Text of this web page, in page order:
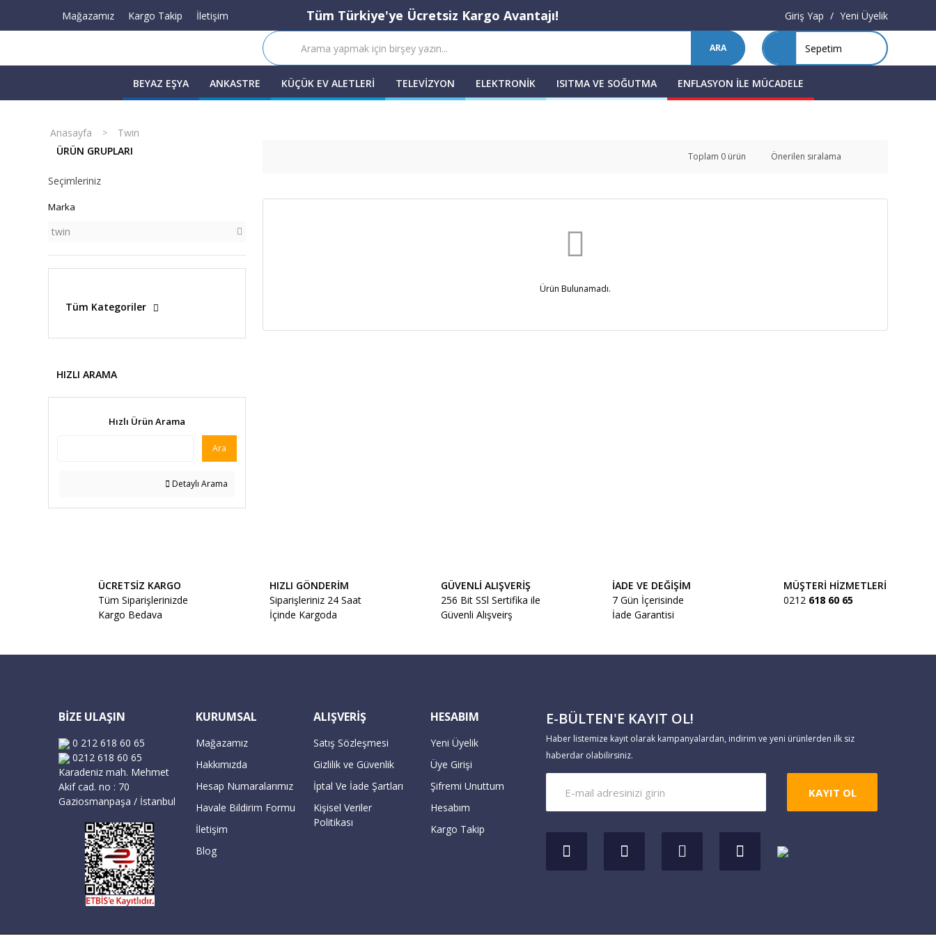
Mağazamız Kargo Takip İletişim Tüm Türkiye'ye Ücretsiz Kargo Avantajı! Giriş Yap / Yeni Üyelik
ARA Sepetim
BEYAZ EŞYA ANKASTRE KÜÇÜK EV ALETLERI TELEVIZYON ELEKTRONIK ISITMA VE SOĞUTMA ENFLASYON İLE MÜCADELE
Anasayfa
Twin
ÜRÜN GRUPLARI
Seçimleriniz
Marka
twin
Tüm Kategoriler
HIZLI ARAMA
Hızlı Ürün Arama
Ara
Detaylı Arama
Toplam 0 ürün
Ürün Bulunamadı.
ÜCRETSİZ KARGO
Tüm Siparişlerinizde
Kargo Bedava
HIZLI GÖNDERİM
Siparişleriniz 24 Saat
İçinde Kargoda
GÜVENLİ ALIŞVERİŞ
256 Bit SSl Sertifika ile
Güvenli Alışveirş
İADE VE DEĞİŞİM
7 Gün İçerisinde
İade Garantisi
MÜŞTERİ HİZMETLERİ
0212 618 60 65
BİZE ULAŞIN
0 212 618 60 65
0212 618 60 65
Karadeniz mah. Mehmet
Akif cad. no : 70
Gaziosmanpaşa / İstanbul
KURUMSAL
Mağazamız
Hakkımızda
Hesap Numaralarımız
Havale Bildirim Formu
İletişim
Blog
ALIŞVERİŞ
Satış Sözleşmesi
Gizlilik ve Güvenlik
İptal Ve İade Şartları
Kişisel Veriler
Politikası
HESABIM
Yeni Üyelik
Üye Girişi
Şifremi Unuttum
Hesabım
Kargo Takip
E-BÜLTEN'E KAYIT OL!
Haber listemize kayıt olarak kampanyalardan, indirim ve yeni ürünlerden ilk siz
haberdar olabilirsiniz.
KAYIT OL